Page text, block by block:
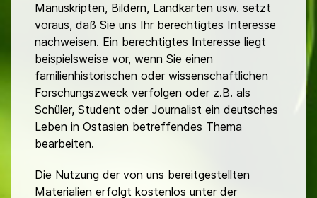
Manuskripten, Bildern, Landkarten usw. setzt
voraus, daß Sie uns Ihr berechtigtes Interesse
nachweisen. Ein berechtigtes Interesse liegt
beispielsweise vor, wenn Sie einen
familienhistorischen oder wissenschaftlichen
Forschungszweck verfolgen oder z.B. als
Schüler, Student oder Journalist ein deutsches
Leben in Ostasien betreffendes Thema
bearbeiten.
Die Nutzung der von uns bereitgestellten
Materialien erfolgt kostenlos unter der